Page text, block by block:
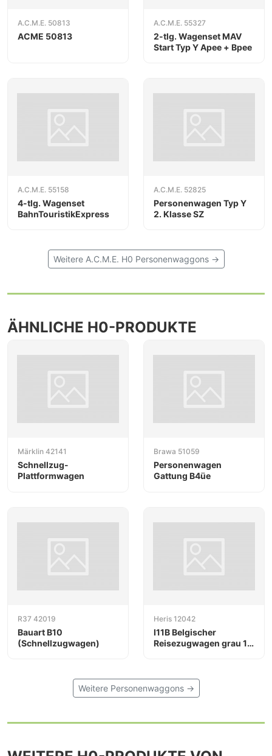
A.C.M.E. 50813
ACME 50813
A.C.M.E. 55327
2-tlg. Wagenset MAV
Start Typ Y Apee + Bpee
A.C.M.E. 55158
4-tlg. Wagenset
BahnTouristikExpress
A.C.M.E. 52825
Personenwagen Typ Y
2. Klasse SZ
Weitere A.C.M.E. H0 Personenwaggons →
ÄHNLICHE H0-PRODUKTE
Märklin 42141
Schnellzug-
Plattformwagen
Brawa 51059
Personenwagen
Gattung B4üe
R37 42019
Bauart B10
(Schnellzugwagen)
Heris 12042
I11B Belgischer
Reisezugwagen grau 1.
Weitere Personenwaggons →